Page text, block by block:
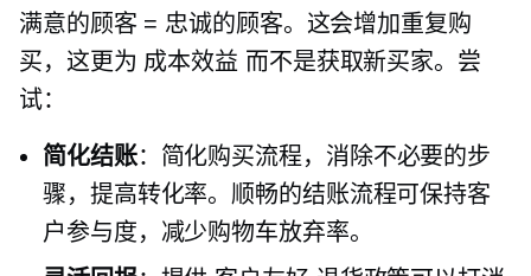
满意的顾客 = 忠诚的顾客。这会增加重复购
买，这更为 成本效益 而不是获取新买家。尝
试：
简化结账：简化购买流程，消除不必要的步
骤，提高转化率。顺畅的结账流程可保持客
户参与度，减少购物车放弃率。